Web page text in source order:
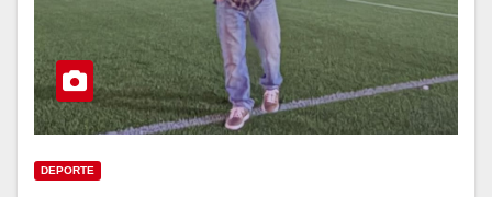
DEPORTE